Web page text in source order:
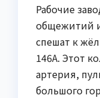
Рабочие
общежитий
спешат к
146А. Этот
артерия,
большого